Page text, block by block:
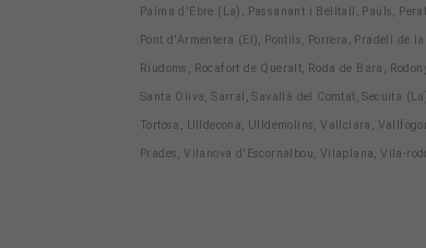
Palma d'Ebre (La), Passanant i Belltall, Paüls,
Pont d'Armentera (El), Pontils, Porrera, Pradell de
Riudoms, Rocafort de Queralt, Roda de Barà,
Santa Oliva, Sarral, Savallà del Comtat, Secuita
Tortosa, Ulldecona, Ulldemolins, Vallclara,
Prades, Vilanova d'Escornalbou, Vilaplana, Vila-